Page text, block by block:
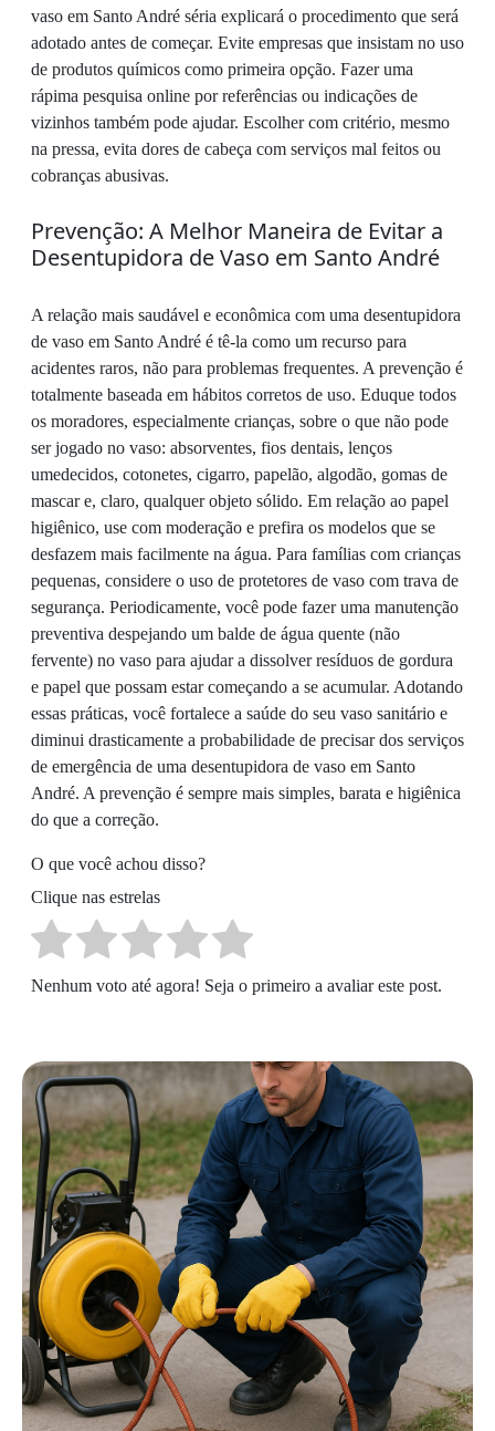
vaso em Santo André séria explicará o procedimento que será
adotado antes de começar. Evite empresas que insistam no uso
de produtos químicos como primeira opção. Fazer uma
rápima pesquisa online por referências ou indicações de
vizinhos também pode ajudar. Escolher com critério, mesmo
na pressa, evita dores de cabeça com serviços mal feitos ou
cobranças abusivas.
Prevenção: A Melhor Maneira de Evitar a
Desentupidora de Vaso em Santo André
A relação mais saudável e econômica com uma desentupidora
de vaso em Santo André é tê-la como um recurso para
acidentes raros, não para problemas frequentes. A prevenção é
totalmente baseada em hábitos corretos de uso. Eduque todos
os moradores, especialmente crianças, sobre o que não pode
ser jogado no vaso: absorventes, fios dentais, lenços
umedecidos, cotonetes, cigarro, papelão, algodão, gomas de
mascar e, claro, qualquer objeto sólido. Em relação ao papel
higiênico, use com moderação e prefira os modelos que se
desfazem mais facilmente na água. Para famílias com crianças
pequenas, considere o uso de protetores de vaso com trava de
segurança. Periodicamente, você pode fazer uma manutenção
preventiva despejando um balde de água quente (não
fervente) no vaso para ajudar a dissolver resíduos de gordura
e papel que possam estar começando a se acumular. Adotando
essas práticas, você fortalece a saúde do seu vaso sanitário e
diminui drasticamente a probabilidade de precisar dos serviços
de emergência de uma desentupidora de vaso em Santo
André. A prevenção é sempre mais simples, barata e higiênica
do que a correção.
O que você achou disso?
Clique nas estrelas
Nenhum voto até agora! Seja o primeiro a avaliar este post.